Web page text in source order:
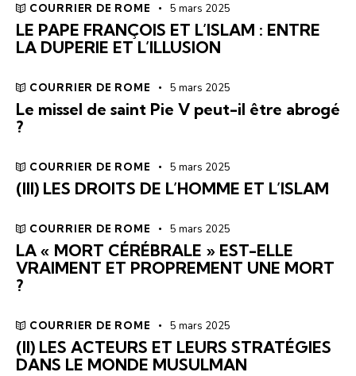
COURRIER DE ROME 5 mars 2025
LE PAPE FRANÇOIS ET L’ISLAM : ENTRE
LA DUPERIE ET L’ILLUSION
COURRIER DE ROME 5 mars 2025
Le missel de saint Pie V peut-il être abrogé
?
COURRIER DE ROME 5 mars 2025
(III) LES DROITS DE L’HOMME ET L’ISLAM
COURRIER DE ROME 5 mars 2025
LA « MORT CÉRÉBRALE » EST-ELLE
VRAIMENT ET PROPREMENT UNE MORT
?
COURRIER DE ROME 5 mars 2025
(II) LES ACTEURS ET LEURS STRATÉGIES
DANS LE MONDE MUSULMAN